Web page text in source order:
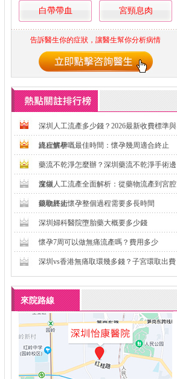
白帶帶血 宮頸息肉
告訴醫生你的症狀，讓醫生幫你分析病情
深圳人工流產多少錢？2026最新收費標準與
流程解析
終止懷孕嘅最佳時間：懷孕幾周適合終止
藥流不乾淨怎麼辦？深圳藥流不乾淨手術邊
度做
深圳人工流產全面解析：從藥物流產到宮腔
鏡取胚術
藥物終止懷孕整個過程需要多長時間
深圳婦科醫院墮胎藥大概要多少錢
懷孕7周可以做無痛流產嗎？費用多少
深圳vs香港無痛取環幾多錢？子宮環取出費
來院路線